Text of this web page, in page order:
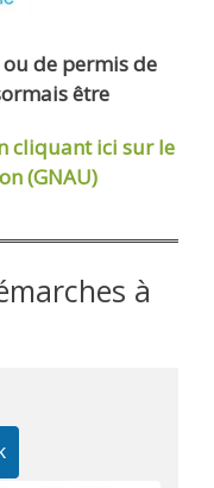
de permis de
être
cliquant ici sur le
(GNAU)
à